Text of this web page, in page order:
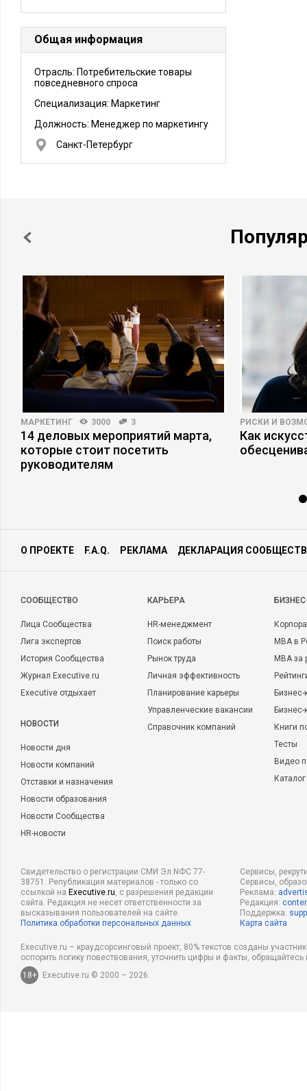
Общая информация
Отрасль: Потребительские товары
повседневного спроса
Специализация: Маркетинг
Должность: Менеджер по маркетингу
Санкт-Петербург
МАРКЕТИНГ 3000 3
14 деловых мероприятий марта,
которые стоит посетить
руководителям
РИСКИ И
Как
О ПРОЕКТЕ F.A.Q. РЕКЛАМА ДЕКЛАРАЦИЯ
CООБЩЕСТВО
Лица Сообщества
Лига экспертов
История Сообщества
Журнал Executive.ru
Executive отдыхает
НОВОСТИ
Новости дня
Новости компаний
Отставки и назначения
Новости образования
Новости Сообщества
HR-новости
КАРЬЕРА
HR-менеджмент
Поиск работы
Рынок труда
Личная эффективность
Планирование карьеры
Управленческие вакансии
Справочник компаний
MBA в
MBA
Бизнес-
Книги
Тесты
Видео
Свидетельство о регистрации СМИ Эл NФС 77-
38751. Републикация материалов - только со
ссылкой на Executive.ru, с разрешения редакции
сайта. Редакция не несет ответственности за
высказывания пользователей на сайте.
Политика обработки персональных данных
Сервисы,
Сервисы,
Реклама:
Редакция:
Поддержка:
Карта сайта
Executive.ru – краудсорсинговый проект, 80% текстов созданы
оспорить логику повествования, уточнить цифры и факты,
18+
Executive.ru © 2000 – 2026.